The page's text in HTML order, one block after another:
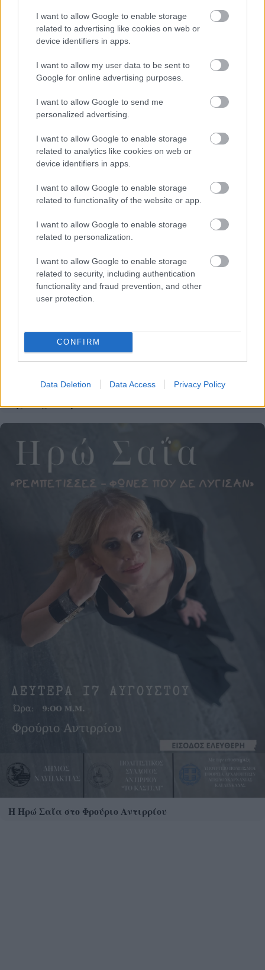
I want to allow Google to enable storage
related to advertising like cookies on web or
device identifiers in apps.
I want to allow my user data to be sent to
Google for online advertising purposes.
I want to allow Google to send me
personalized advertising.
I want to allow Google to enable storage
related to analytics like cookies on web or
device identifiers in apps.
I want to allow Google to enable storage
related to functionality of the website or app.
I want to allow Google to enable storage
related to personalization.
I want to allow Google to enable storage
related to security, including authentication
functionality and fraud prevention, and other
user protection.
CONFIRM
Data Deletion Data Access Privacy Policy
Τι σημαίνουν οι καφέ άκρες στα φυτά – Το λάθος με το
Δέκα χρόνια προόδου με ένα μοντέλο ΑΙ – η ανακάλυψη
της Google DeepMind
Η Ηρώ Σαΐα στο Φρούριο Αντιρρίου